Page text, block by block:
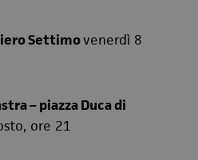
Settimovenerdì 8
– piazza Duca di
ore 21